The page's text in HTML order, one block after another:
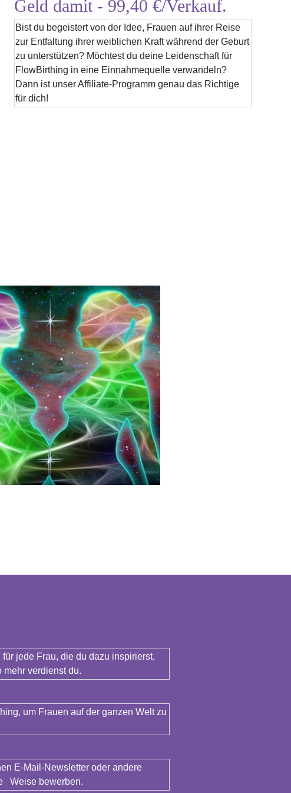
Geld damit - 99,40 €/Verkauf.
Bist du begeistert von der Idee, Frauen auf ihrer Reise
zur Entfaltung ihrer weiblichen Kraft während der Geburt
zu unterstützen? Möchtest du deine Leidenschaft für
FlowBirthing in eine Einnahmequelle verwandeln?
Dann ist unser Affiliate-Programm genau das Richtige
für dich!
jede Frau, die du dazu inspirierst,
verdienst du.
um Frauen auf der ganzen Welt zu
E-Mail-Newsletter oder andere
Weise bewerben.